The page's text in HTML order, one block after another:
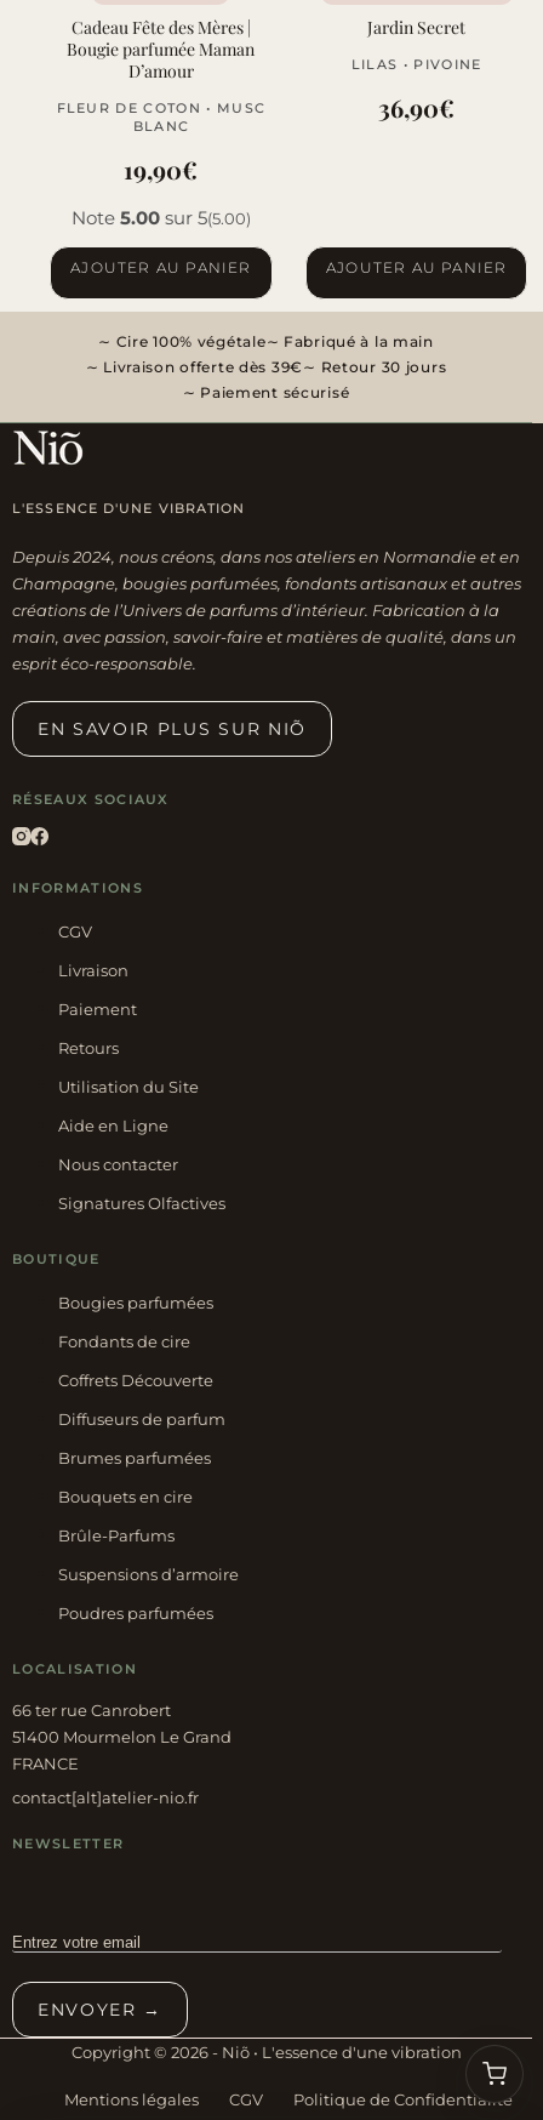
Cadeau Fête des Mères |
Bougie parfumée Maman
D’amour
FLEUR DE COTON • MUSC
BLANC
19,90€
Note 5.00sur 5(5.00)
AJOUTER AU PANIER
Jardin Secret
LILAS • PIVOINE
36,90€
AJOUTER AU PANIER
Cire 100% végétale
Fabriqué à la main
Livraison offerte dès 39€
Retour 30 jours
Paiement sécurisé
L'ESSENCE D'UNE VIBRATION
Depuis 2024, nous créons, dans nos ateliers en Normandie et en
Champagne, bougies parfumées, fondants artisanaux et autres
créations de l’Univers de parfums d’intérieur. Fabrication à la
main, avec passion, savoir-faire et matières de qualité, dans un
esprit éco-responsable.
EN SAVOIR PLUS SUR NIÕ
RÉSEAUX SOCIAUX
INFORMATIONS
CGV
Livraison
Paiement
Retours
Utilisation du Site
Aide en Ligne
Nous contacter
Signatures Olfactives
BOUTIQUE
Bougies parfumées
Fondants de cire
Coffrets Découverte
Diffuseurs de parfum
Brumes parfumées
Bouquets en cire
Brûle-Parfums
Suspensions d’armoire
Poudres parfumées
LOCALISATION
66 ter rue Canrobert
51400 Mourmelon Le Grand
FRANCE
contact[alt]atelier-nio.fr
NEWSLETTER
ENVOYER →
Copyright © 2026 - Niõ • L'essence d'une vibration
Mentions légales CGV Politique de Confidentialité